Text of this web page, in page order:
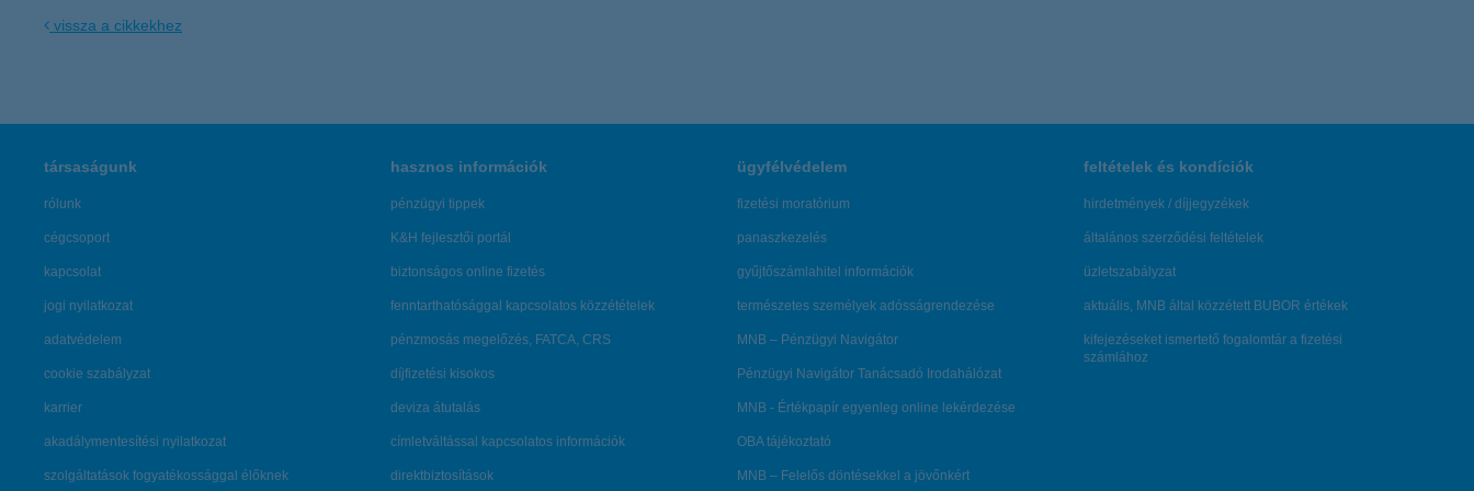
vissza a cikkekhez
társaságunk
rólunk
cégcsoport
kapcsolat
jogi nyilatkozat
adatvédelem
cookie szabályzat
karrier
akadálymentesítési nyilatkozat
szolgáltatások fogyatékossággal élőknek
hasznos információk
pénzügyi tippek
K&H fejlesztői portál
biztonságos online fizetés
fenntarthatósággal kapcsolatos közzétételek
pénzmosás megelőzés, FATCA, CRS
díjfizetési kisokos
deviza átutalás
címletváltással kapcsolatos információk
direktbiztosítások
ügyfélvédelem
fizetési moratórium
panaszkezelés
gyűjtőszámlahitel információk
természetes személyek adósságrendezése
MNB – Pénzügyi Navigátor
Pénzügyi Navigátor Tanácsadó Irodahálózat
MNB - Értékpapír egyenleg online lekérdezése
OBA tájékoztató
MNB – Felelős döntésekkel a jövőnkért
feltételek és kondíciók
hirdetmények / díjjegyzékek
általános szerződési feltételek
üzletszabályzat
aktuális, MNB által közzétett BUBOR értékek
kifejezéseket ismertető fogalomtár a fizetési
számlához